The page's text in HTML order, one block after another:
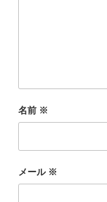
名前 ※
メール ※